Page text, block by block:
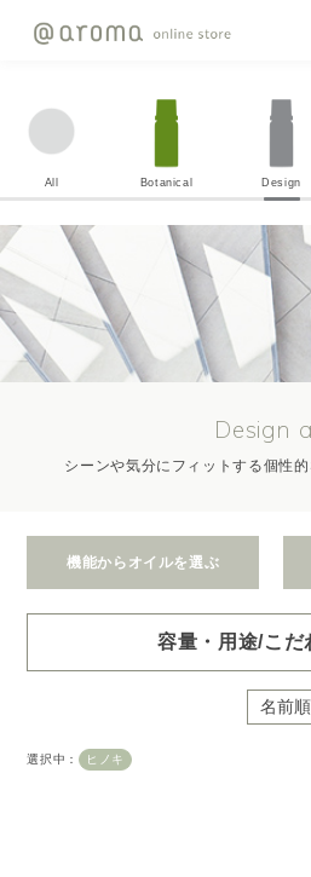
All Botanical Design
Design
シーンや気分にフィットする個性
機能からオイルを選ぶ
容量・用途/こだ
用途・機能・種類 の項目ごとに
択できます。選択するたびに絞り
・絞込み条件を変更したいときは「
大容量オイ
選択中： ヒノキ